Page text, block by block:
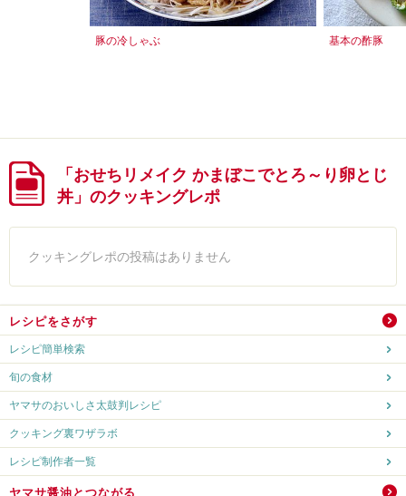
豚の冷しゃぶ 基本の酢豚
「おせちリメイク かまぼこでとろ～り卵とじ
丼」のクッキングレポ
クッキングレポの投稿はありません
レシピをさがす
レシピ簡単検索
旬の食材
ヤマサのおいしさ太鼓判レシピ
クッキング裏ワザラボ
レシピ制作者一覧
ヤマサ醤油とつながる